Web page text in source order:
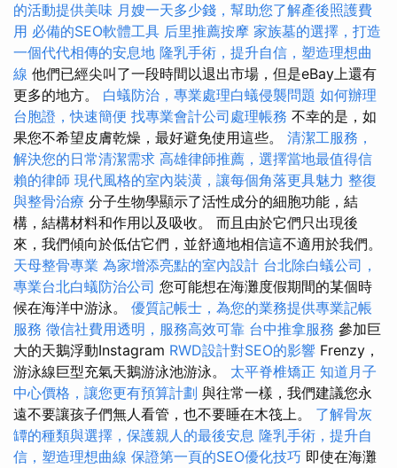
的活動提供美味 月嫂一天多少錢，幫助您了解產後照護費
用 必備的SEO軟體工具 后里推薦按摩 家族墓的選擇，打造
一個代代相傳的安息地 隆乳手術，提升自信，塑造理想曲
線 他們已經尖叫了一段時間以退出市場，但是eBay上還有
更多的地方。 白蟻防治，專業處理白蟻侵襲問題 如何辦理
台胞證，快速簡便 找專業會計公司處理帳務 不幸的是，如
果您不希望皮膚乾燥，最好避免使用這些。 清潔工服務，
解決您的日常清潔需求 高雄律師推薦，選擇當地最值得信
賴的律師 現代風格的室內裝潢，讓每個角落更具魅力 整復
與整骨治療 分子生物學顯示了活性成分的細胞功能，結
構，結構材料和作用以及吸收。 而且由於它們只出現後
來，我們傾向於低估它們，並舒適地相信這不適用於我們。
天母整骨專業 為家增添亮點的室內設計 台北除白蟻公司，
專業台北白蟻防治公司 您可能想在海灘度假期間的某個時
候在海洋中游泳。 優質記帳士，為您的業務提供專業記帳
服務 徵信社費用透明，服務高效可靠 台中推拿服務 參加巨
大的天鵝浮動Instagram RWD設計對SEO的影響 Frenzy，
游泳線巨型充氣天鵝游泳池游泳。 太平脊椎矯正 知道月子
中心價格，讓您更有預算計劃 與往常一樣，我們建議您永
遠不要讓孩子們無人看管，也不要睡在木筏上。 了解骨灰
罈的種類與選擇，保護親人的最後安息 隆乳手術，提升自
信，塑造理想曲線 保證第一頁的SEO優化技巧 即使在海灘